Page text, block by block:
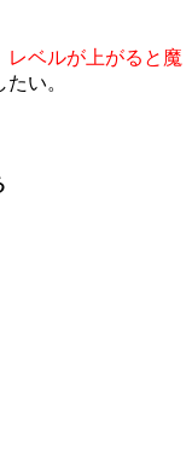
レベルが上がると魔
い。